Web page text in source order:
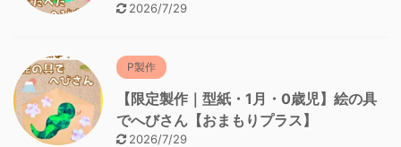
2026/7/29
P製作
【限定製作｜型紙・1月・0歳児】絵の具
でへびさん【おまもりプラス】
2026/7/29